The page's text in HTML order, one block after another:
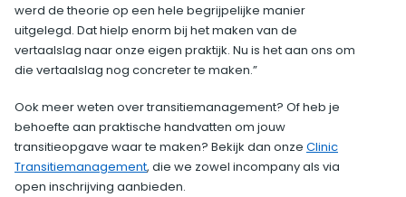
werd de theorie op een hele begrijpelijke manier
uitgelegd. Dat hielp enorm bij het maken van de
vertaalslag naar onze eigen praktijk. Nu is het aan ons om
die vertaalslag nog concreter te maken.”
Ook meer weten over transitiemanagement? Of heb je
behoefte aan praktische handvatten om jouw
transitieopgave waar te maken? Bekijk dan onze Clinic
Transitiemanagement, die we zowel incompany als via
open inschrijving aanbieden.